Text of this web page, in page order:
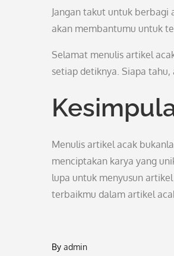
Jangan takut untuk berbagi
akan membantumu untuk
Selamat menulis artikel
setiap detiknya. Siapa
Menulis artikel acak
menciptakan karya yang
lupa untuk menyusun
terbaikmu dalam artikel
By admin